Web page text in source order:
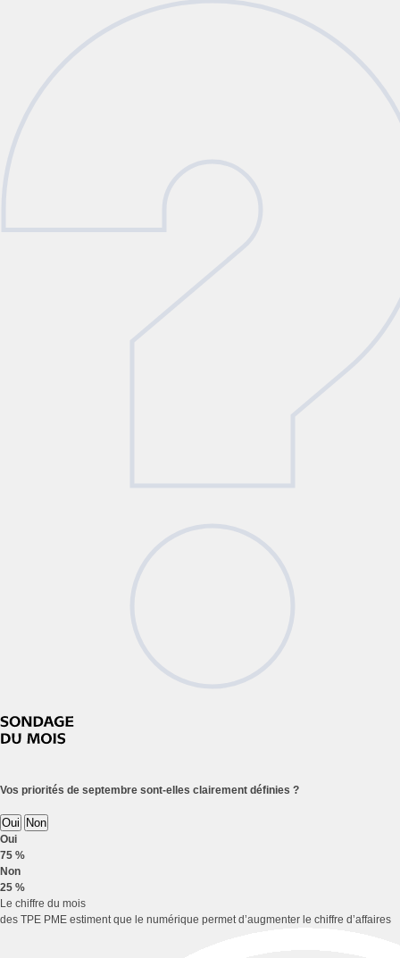
Vos priorités de septembre sont-elles clairement définies ?
Oui Non
Oui
75 %
Non
25 %
Le chiffre du mois
des TPE PME estiment que le numérique permet d’augmenter le chiffre d’affaires